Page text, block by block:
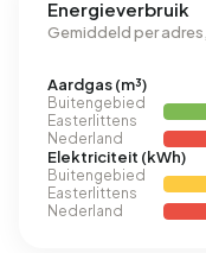
Energieverbruik
Gemiddeld per
Aardgas (m³)
Buitengebied
Easterlittens
Nederland
Elektriciteit (kWh)
Buitengebied
Easterlittens
Nederland